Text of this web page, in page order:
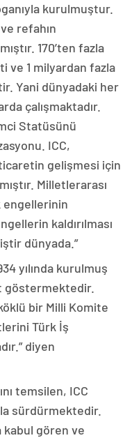
kurulmuştur.
ve refahın
170’ten fazla
ve 1 milyardan fazla
Yani dünyadaki her
çalışmaktadır.
Statüsünü
ICC,
gelişmesi için
Milletlerarası
kaldırılması
dünyada.”
yılında kurulmuş
göstermektedir.
bir Milli Komite
Türk İş
diyen
temsilen, ICC
sürdürmektedir.
kabul gören ve